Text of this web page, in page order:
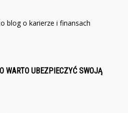
blog o karierze i finansach
WARTO UBEZPIECZYĆ SWOJĄ